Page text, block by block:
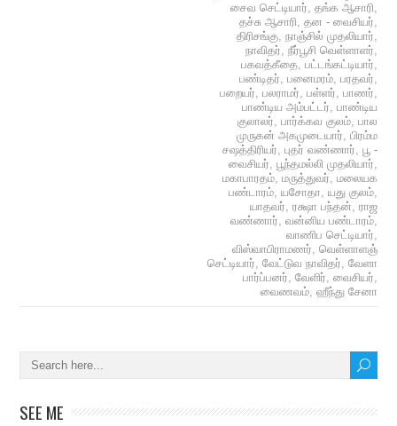
சைவ செட்டியார், தங்க ஆசாரி,
தச்சு ஆசாரி, தன - வைசியர்,
திரிசங்கு, நாஞ்சில் முதலியார்,
நாவிதர், நீர்பூசி வெள்ளாளர்,
பகவத்கீதை, பட்டங்கட்டியார்,
பண்டிதர், பனைமரம், பரதவர்,
பறையர், பலராமர், பள்ளர், பாணர்,
பாண்டிய அம்பட்டர், பாண்டிய
குலாலர், பார்க்கவ குலம், பால
முருகன் அகமுடையார், பிரம்ம
சஷத்திரியர், புதர் வண்ணார், பூ -
வைசியர், பூந்தமல்லி முதலியார்,
மகாபாரதம், மருத்துவர், மலையக
பண்டாரம், யசோதா, யது குலம்,
யாதவர், ரக்ஷா பந்தன், ராஜ
வண்ணார், வன்னிய பண்டாரம்,
வாணிப செட்டியார்,
விஸ்வாபிராமணர், வெள்ளாளஞ்
செட்டியார், வேட்டுவ நாவிதர், வேளா
பார்ப்பனர், வேளிர், வைசியர்,
வைணவம், ஹீந்து சேனா
SEE ME